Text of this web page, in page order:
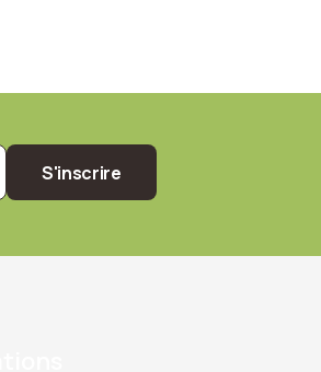
S'inscrire